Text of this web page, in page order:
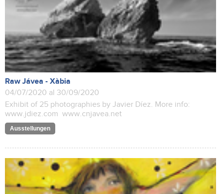
Raw Jávea - Xàbia
04/07/2020 al 30/09/2020
Exhibit of 25 photographies by Javier Díez. More info:
www.jdiez.com www.cnjavea.net
Ausstellungen